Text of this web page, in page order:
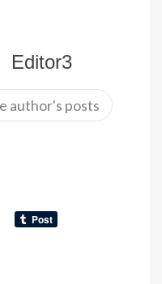
Editor3
author's posts